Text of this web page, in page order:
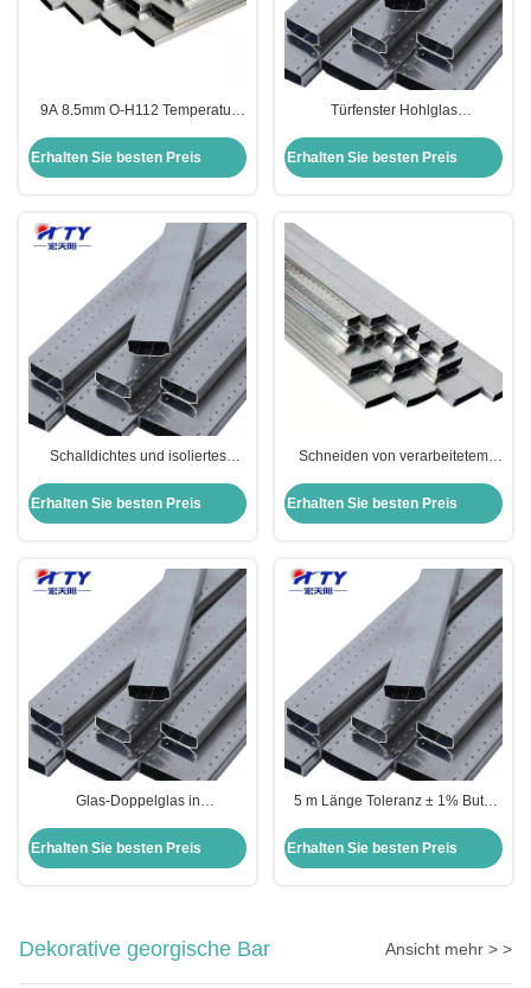
9A 8.5mm O-H112 Temperatur
und Türen Sicherheitsoption
Erhalten Sie besten Preis
Türfenster Hohlglas
Schweißen Aluminium
Abstandssperre Silber/Schwarz
Erhalten Sie besten Preis
Schalldichtes und isoliertes
mm/0,315 mm Dicke
Erhalten Sie besten Preis
Schneiden von verarbeitetem
gehärtetem isolierten Glas für
Erhalten Sie besten Preis
Glas-Doppelglas in
Vorhangwandfenster
Erhalten Sie besten Preis
5 m Länge Toleranz ± 1% Butyl
Schalldämpfung Glas Aluminium
Erhalten Sie besten Preis
Dekorative georgische Bar Ansicht mehr > >